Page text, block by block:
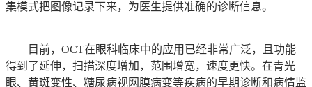
集模式把图像记录下来，为医生提供准确的诊断信息。
目前，OCT在眼科临床中的应用已经非常广泛，且功能
得到了延伸，扫描深度增加，范围增宽，速度更快。在青光
眼、黄斑变性、糖尿病视网膜病变等疾病的早期诊断和病情监